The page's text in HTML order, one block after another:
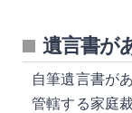
遺言書が
自筆遺言書が
管轄する家庭